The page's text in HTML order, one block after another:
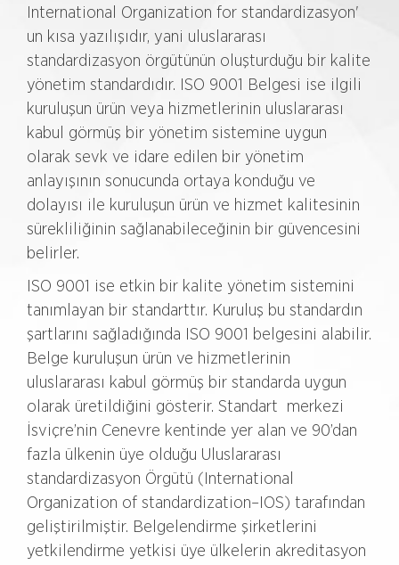
International Organization for standardizasyon'
un kısa yazılışıdır, yani uluslararası
standardizasyon örgütünün oluşturduğu bir kalite
yönetim standardıdır. ISO 9001 Belgesi ise ilgili
kuruluşun ürün veya hizmetlerinin uluslararası
kabul görmüş bir yönetim sistemine uygun
olarak sevk ve idare edilen bir yönetim
anlayışının sonucunda ortaya konduğu ve
dolayısı ile kuruluşun ürün ve hizmet kalitesinin
sürekliliğinin sağlanabileceğinin bir güvencesini
belirler.
ISO 9001 ise etkin bir kalite yönetim sistemini
tanımlayan bir standarttır. Kuruluş bu standardın
şartlarını sağladığında ISO 9001 belgesini alabilir.
Belge kuruluşun ürün ve hizmetlerinin
uluslararası kabul görmüş bir standarda uygun
olarak üretildiğini gösterir. Standart merkezi
İsviçre’nin Cenevre kentinde yer alan ve 90’dan
fazla ülkenin üye olduğu Uluslararası
standardizasyon Örgütü (International
Organization of standardization–IOS) tarafından
geliştirilmiştir. Belgelendirme şirketlerini
yetkilendirme yetkisi üye ülkelerin akreditasyon